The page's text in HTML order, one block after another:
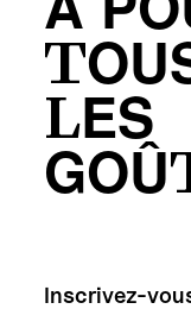
A
LES
Inscrivez-